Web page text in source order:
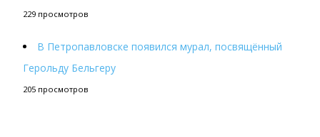
229 просмотров
В Петропавловске появился мурал, посвящённый
Герольду Бельгеру
205 просмотров